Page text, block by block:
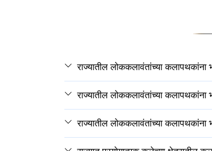
राज्यातील लोककलावंतांच्या कलापथकांना
राज्यातील लोककलावंतांच्या कलापथकांना
राज्यातील लोककलावंतांच्या कलापथकांना